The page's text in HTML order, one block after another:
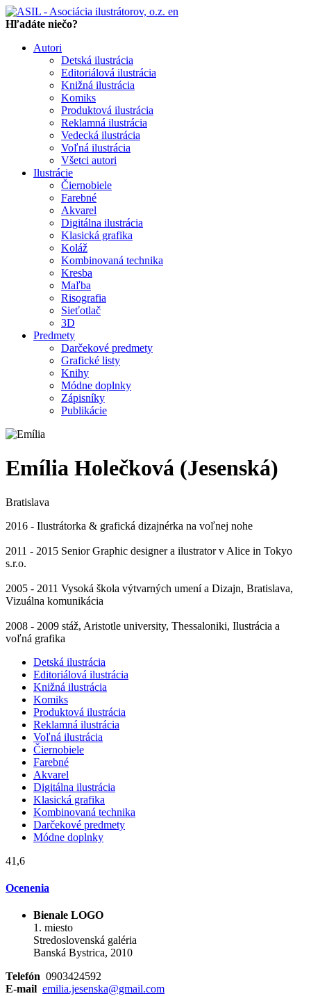
en
Hľadáte niečo?
Autori
Detská ilustrácia
Editoriálová ilustrácia
Knižná ilustrácia
Komiks
Produktová ilustrácia
Reklamná ilustrácia
Vedecká ilustrácia
Voľná ilustrácia
Všetci autori
Ilustrácie
Čiernobiele
Farebné
Akvarel
Digitálna ilustrácia
Klasická grafika
Koláž
Kombinovaná technika
Kresba
Maľba
Risografia
Sieťotlač
3D
Predmety
Darčekové predmety
Grafické listy
Knihy
Módne doplnky
Zápisníky
Publikácie
Emília Holečková (Jesenská)
Bratislava
2016 - Ilustrátorka & grafická dizajnérka na voľnej nohe
2011 - 2015 Senior Graphic designer a ilustrator v Alice in Tokyo
s.r.o.
2005 - 2011 Vysoká škola výtvarných umení a Dizajn, Bratislava,
Vizuálna komunikácia
2008 - 2009 stáž, Aristotle university, Thessaloniki, Ilustrácia a
voľná grafika
Detská ilustrácia
Editoriálová ilustrácia
Knižná ilustrácia
Komiks
Produktová ilustrácia
Reklamná ilustrácia
Voľná ilustrácia
Čiernobiele
Farebné
Akvarel
Digitálna ilustrácia
Klasická grafika
Kombinovaná technika
Darčekové predmety
Módne doplnky
41,6
Ocenenia
Bienale LOGO
1. miesto
Stredoslovenská galéria
Banská Bystrica, 2010
Telefón 0903424592
E-mail emilia.jesenska@gmail.com